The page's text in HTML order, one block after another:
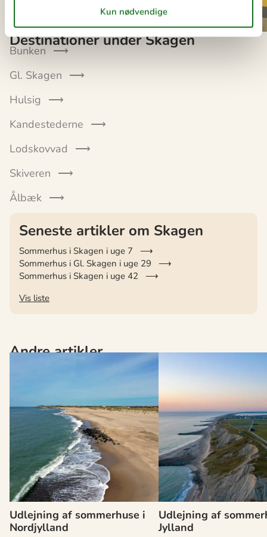
afslapning og kvalitetstid med familie
kyststrækninger, hvor det
og de rolige omgivelser
perfekte rammer for
vandreture og afslapning i
storslåede ro.
Destinationer under Skagen
Bunken
Gl. Skagen
Hulsig
Kandestederne
Lodskovvad
Skiveren
Ålbæk
Seneste artikler om Skagen
Sommerhus i Skagen i uge 7
Sommerhus i Gl. Skagen i uge 29
Sommerhus i Skagen i uge 42
Vis liste
Andre artikler
Udlejning af sommerhuse i
Nordjylland
Udlejning af
Jylland